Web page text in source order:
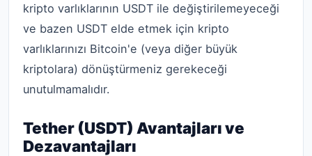
kripto varlıklarının USDT ile değiştirilemeyeceği
ve bazen USDT elde etmek için kripto
varlıklarınızı Bitcoin'e (veya diğer büyük
kriptolara) dönüştürmeniz gerekeceği
unutulmamalıdır.
Tether (USDT) Avantajları ve
Dezavantajları